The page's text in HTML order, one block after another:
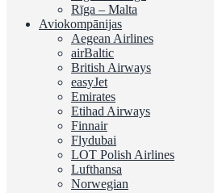
Rīga – Malta
Aviokompānijas
Aegean Airlines
airBaltic
British Airways
easyJet
Emirates
Etihad Airways
Finnair
Flydubai
LOT Polish Airlines
Lufthansa
Norwegian